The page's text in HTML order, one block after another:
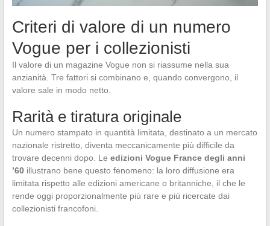
Criteri di valore di un numero
Vogue per i collezionisti
Il valore di un magazine Vogue non si riassume nella sua
anzianità. Tre fattori si combinano e, quando convergono, il
valore sale in modo netto.
Rarità e tiratura originale
Un numero stampato in quantità limitata, destinato a un mercato
nazionale ristretto, diventa meccanicamente più difficile da
trovare decenni dopo. Le edizioni Vogue France degli anni
’60illustrano bene questo fenomeno: la loro diffusione era
limitata rispetto alle edizioni americane o britanniche, il che le
rende oggi proporzionalmente più rare e più ricercate dai
collezionisti francofoni.